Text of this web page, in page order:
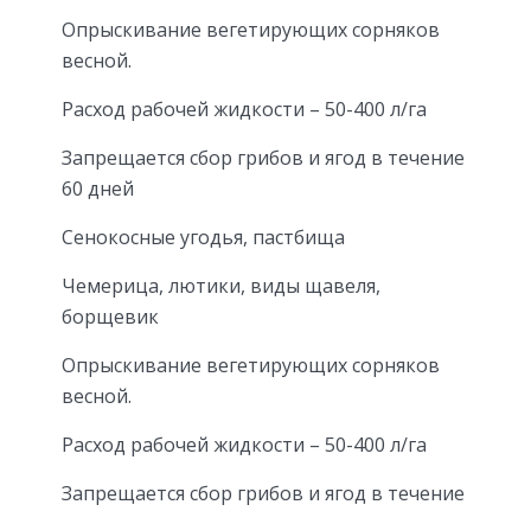
Опрыскивание вегетирующих сорняков
весной.
Расход рабочей жидкости – 50-400 л/га
Запрещается сбор грибов и ягод в течение
60 дней
Сенокосные угодья, пастбища
Чемерица, лютики, виды щавеля,
борщевик
Опрыскивание вегетирующих сорняков
весной.
Расход рабочей жидкости – 50-400 л/га
Запрещается сбор грибов и ягод в течение